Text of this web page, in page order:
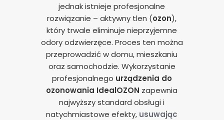
jednak istnieje profesjonalne
rozwiązanie – aktywny tlen (ozon),
który trwale eliminuje nieprzyjemne
odory odzwierzęce. Proces ten można
przeprowadzić w domu, mieszkaniu
oraz samochodzie. Wykorzystanie
profesjonalnego urządzenia do
ozonowania IdealOZON zapewnia
najwyższy standard obsługi i
natychmiastowe efekty, usuwając